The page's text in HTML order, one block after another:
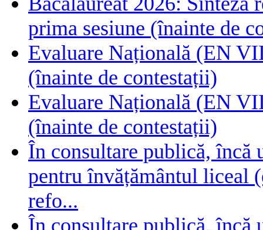
prima sesiune (înainte de
Evaluare Națională (EN
(înainte de contestații)
Evaluare Națională (EN
(înainte de contestații)
În consultare publică, încă
pentru învățământul liceal
refo...